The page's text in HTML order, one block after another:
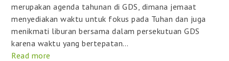
merupakan agenda tahunan di GDS, dimana jemaat
menyediakan waktu untuk fokus pada Tuhan dan juga
menikmati liburan bersama dalam persekutuan GDS
karena waktu yang bertepatan…
Read more